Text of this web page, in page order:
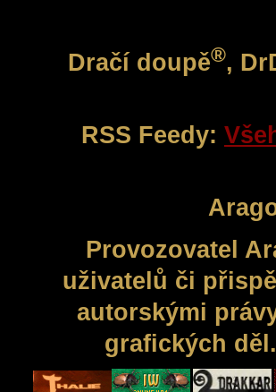
Dračí doupě®,
RSS Feedy:
Provozovatel
uživatelů či
autorskými
grafických